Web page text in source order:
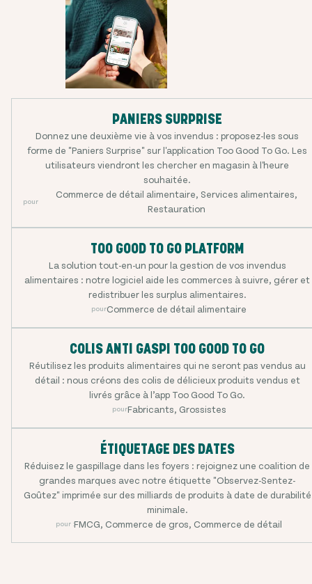
PANIERS SURPRISE
Donnez une deuxième vie à vos invendus : proposez-les sous
forme de "Paniers Surprise" sur l'application Too Good To Go. Les
utilisateurs viendront les chercher en magasin à l'heure
souhaitée.
pour
Commerce de détail alimentaire, Services alimentaires,
Restauration
TOO GOOD TO GO PLATFORM
La solution tout-en-un pour la gestion de vos invendus
alimentaires : notre logiciel aide les commerces à suivre, gérer et
redistribuer les surplus alimentaires.
pourCommerce de détail alimentaire
COLIS ANTI GASPI TOO GOOD TO GO
Réutilisez les produits alimentaires qui ne seront pas vendus au
détail : nous créons des colis de délicieux produits vendus et
livrés grâce à l’app Too Good To Go.
pourFabricants, Grossistes
ÉTIQUETAGE DES DATES
Réduisez le gaspillage dans les foyers : rejoignez une coalition de
grandes marques avec notre étiquette "Observez-Sentez-
Goûtez" imprimée sur des milliards de produits à date de durabilité
minimale.
pour :FMCG, Commerce de gros, Commerce de détail